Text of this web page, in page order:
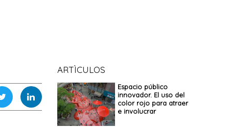
ARTÌCULOS
Espacio público
innovador. El uso del
color rojo para atraer
e involucrar